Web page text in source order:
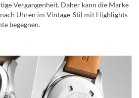
Vergangenheit. Daher kann die Marke
Uhren im Vintage-Stil mit Highlights
begegnen.